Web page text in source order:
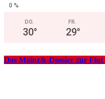
0 %
DO.
30°
FR.
29°
Das Mainz&-Dossier zur